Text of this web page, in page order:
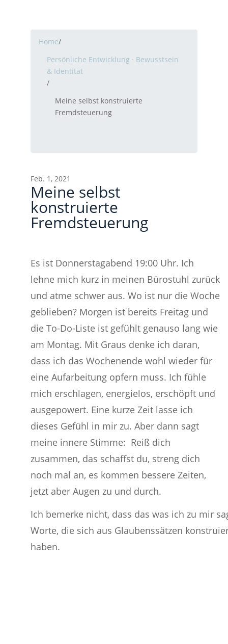
Home/
Persönliche Entwicklung · Bewusstsein
& Identität
/
Meine selbst konstruierte
Fremdsteuerung
Feb. 1, 2021
Meine selbst
konstruierte
Fremdsteuerung
Es ist Donnerstagabend 19:00 Uhr. Ich
lehne mich kurz in meinen Bürostuhl zurück
und atme schwer aus. Wo ist nur die Woche
geblieben? Morgen ist bereits Freitag und
die To-Do-Liste ist gefühlt genauso lang wie
am Montag. Mit Graus denke ich daran,
dass ich das Wochenende wohl wieder für
eine Aufarbeitung opfern muss. Ich fühle
mich erschlagen, energielos, erschöpft und
ausgepowert. Eine kurze Zeit lasse ich
dieses Gefühl in mir zu. Aber dann sagt
meine innere Stimme: Reiß dich
zusammen, das schaffst du, streng dich
noch mal an, es kommen bessere Zeiten,
jetzt aber Augen zu und durch.
Ich bemerke nicht, dass das was ich zu mir
Worte, die sich aus Glaubenssätzen
haben.